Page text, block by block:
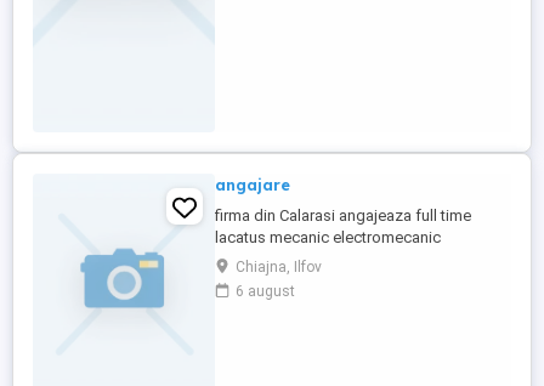
angajare
firma din Calarasi angajeaza full time
lacatus mecanic electromecanic
electrician tractoristl
Chiajna, Ilfov
6 august